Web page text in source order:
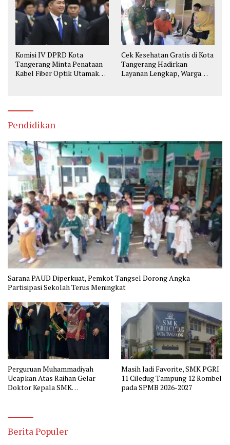
Komisi IV DPRD Kota
Tangerang Minta Penataan
Kabel Fiber Optik Utamakan
Cek Kesehatan Gratis di Kota
Tangerang Hadirkan
Layanan Lengkap, Warga
Pendidikan
Sarana PAUD Diperkuat, Pemkot Tangsel Dorong Angka
Partisipasi Sekolah Terus Meningkat
Perguruan Muhammadiyah
Ucapkan Atas Raihan Gelar
Doktor Kepala SMK
Masih Jadi Favorite, SMK PGRI
11 Ciledug Tampung 12 Rombel
pada SPMB 2026-2027
Berita Populer